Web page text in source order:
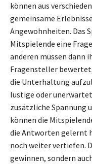
können aus
gemeinsame
Angewohnheiten. Das
Mitspielende eine
anderen müssen dann
Fragensteller
die Unterhaltung
lustige oder
zusätzliche Spannung
können die
die Antworten gelernt
noch weiter vertiefen.
gewinnen, sondern